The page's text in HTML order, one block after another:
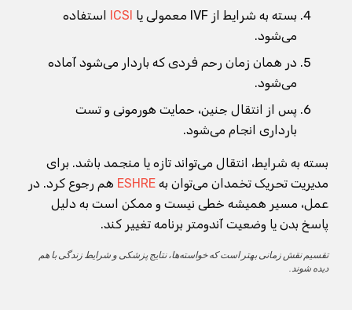
بسته به شرایط از IVF معمولی یا ICSI استفاده
می‌شود.
در همان زمان رحم فردی که باردار می‌شود آماده
می‌شود.
پس از انتقال جنین، حمایت هورمونی و تست
بارداری انجام می‌شود.
بسته به شرایط، انتقال می‌تواند تازه یا منجمد باشد. برای
مدیریت تحریک تخمدان می‌توان به ESHRE هم رجوع کرد. در
عمل، مسیر همیشه خطی نیست و ممکن است به دلیل
پاسخ بدن یا وضعیت آندومتر برنامه تغییر کند.
تقسیم نقش زمانی بهتر است که خواسته‌ها، نتایج پزشکی و شرایط زندگی با هم
دیده شوند.